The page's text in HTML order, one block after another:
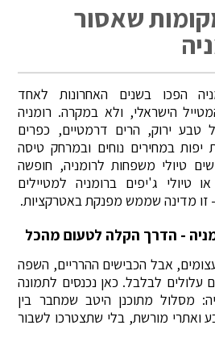
שאסור
הפכו בשנים האחרונות לאחד
הישראלי, ולא במקרה. רומניה
ירוק, הרים דרמטיים, כפרים
יפות במחירים נוחים ובמרחק טיסה
טיולי משפחות לרומניה, חופשה
טיולי ג'יפים ברומניה למטיילים
זו מדינה שממש מפנקת באטרקציות.
- הדרך הקלה לטעום מהכל
אבל הכבישים ההרריים, השפה
עלולים לבלבל. כאן נכנסים לתמונה
מסלול מתוכנן היטב שמחבר בין
ואתרי מורשת, בלי שתצטרכו לשבור